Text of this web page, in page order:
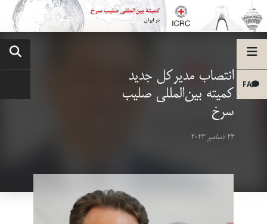
FA
انتصاب مدیرکل جدید
کمیته بین‌المللی صلیب
سرخ
24 دسامبر 2023